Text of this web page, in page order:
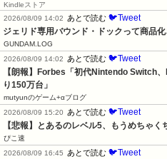
Kindleストア
2026/08/09 14:02
あとで読む 🐦Tweet
ジェリド専用バウンド・ドックって商品
GUNDAM.LOG
2026/08/09 14:02
あとで読む 🐦Tweet
【朗報】Forbes「初代Nintendo Switch
り150万台」
mutyunのゲーム+αブログ
2026/08/09 15:20
あとで読む 🐦Tweet
【悲報】とあるのレベル5、もうめちゃく
ぴこ速
2026/08/09 16:45
あとで読む 🐦Tweet